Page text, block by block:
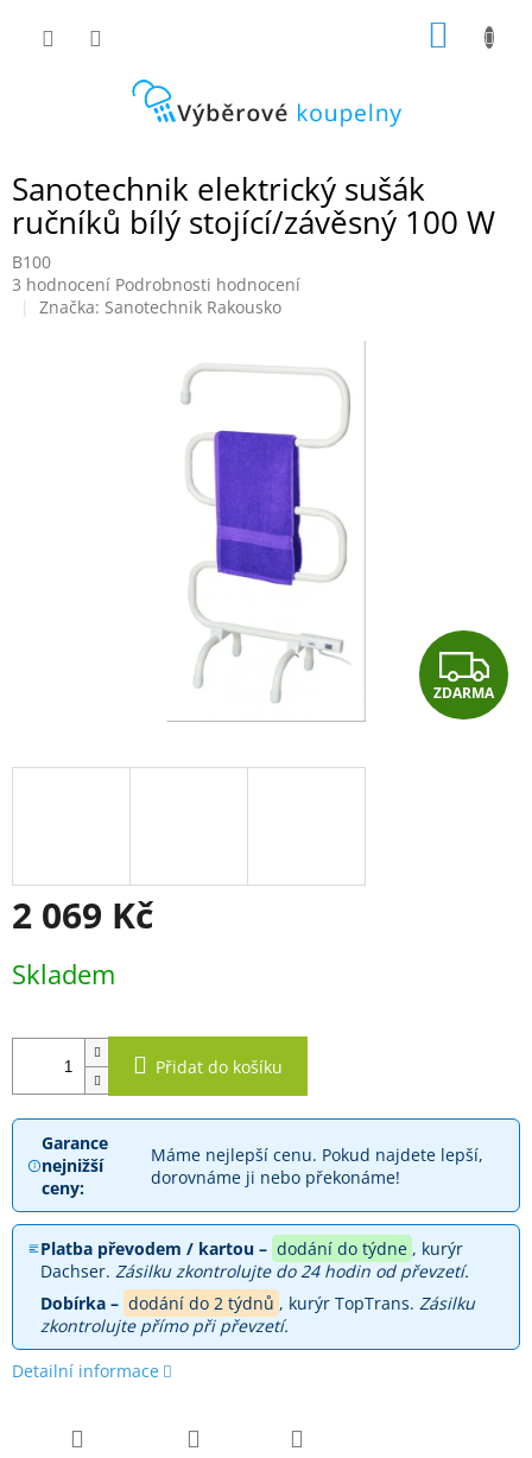
Sanotechnik elektrický sušák
ručníků bílý stojící/závěsný 100 W
B100
Průměrné
hodnocení
3 hodnocení Podrobnosti hodnocení
Značka: Sanotechnik Rakousko
Z
D
ZDARMA
2 069 Kč
cena:
Skladem
Přidat do košíku
Garance
nejnižší
ceny:
Máme nejlepší cenu. Pokud najdete lepší,
dorovnáme ji nebo překonáme!
Platba převodem / kartou – dodání do týdne , kurýr
Dachser. Zásilku zkontrolujte do 24 hodin od převzetí.
Dobírka – dodání do 2 týdnů , kurýr TopTrans. Zásilku
zkontrolujte přímo při převzetí.
Detailní informace